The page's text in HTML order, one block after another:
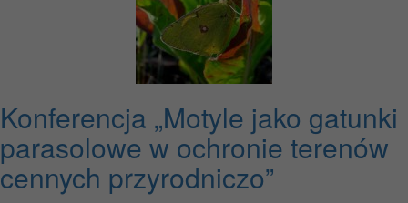
Konferencja „Motyle jako gatunki
parasolowe w ochronie terenów
cennych przyrodniczo”